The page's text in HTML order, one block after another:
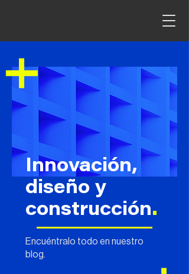
Innovación,
diseño y
construcción.
Encuéntralo todo en nuestro
blog.